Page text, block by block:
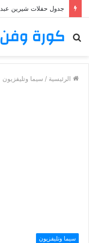
كورة وفن
بحث
الرئيسية / سيما وتليفزيون
سيما وتليفزيون